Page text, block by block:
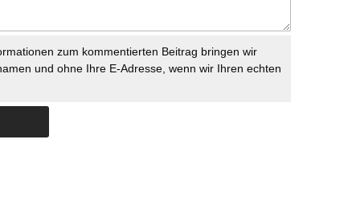
zum kommentierten Beitrag bringen wir
und ohne Ihre E-Adresse, wenn wir Ihren echten